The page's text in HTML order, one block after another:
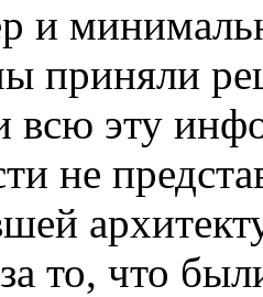
и
приняли
всю эту
не
то, что